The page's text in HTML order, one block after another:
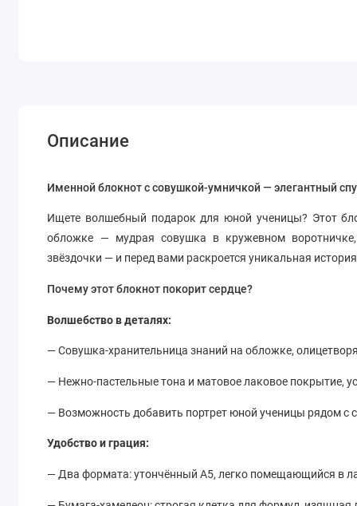
Описание
Именной блокнот с совушкой-умничкой — элегантный
Ищете волшебный подарок для юной ученицы? Этот
обложке — мудрая совушка в кружевном
звёздочки — и перед вами раскроется уникальная
Почему этот блокнот покорит сердце?
Волшебство в деталях:
— Совушка-хранительница знаний на обложке,
— Нежно-пастельные тона и матовое лаковое покрытие,
— Возможность добавить портрет юной ученицы рядом с
Удобство и грация:
— Два формата: утончённый А5, легко помещающийся в